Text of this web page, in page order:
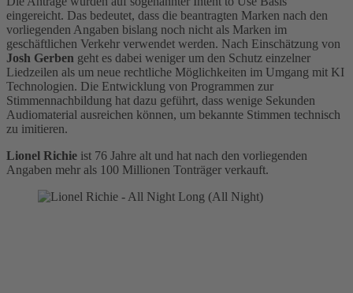
eingereicht. Das bedeutet, dass die beantragten Marken nach den
vorliegenden Angaben bislang noch nicht als Marken im
geschäftlichen Verkehr verwendet werden. Nach Einschätzung von
Josh Gerben geht es dabei weniger um den Schutz einzelner
Liedzeilen als um neue rechtliche Möglichkeiten im Umgang mit KI
Technologien. Die Entwicklung von Programmen zur
Stimmennachbildung hat dazu geführt, dass wenige Sekunden
Audiomaterial ausreichen können, um bekannte Stimmen technisch
zu imitieren.
Lionel Richie ist 76 Jahre alt und hat nach den vorliegenden
Angaben mehr als 100 Millionen Tonträger verkauft.